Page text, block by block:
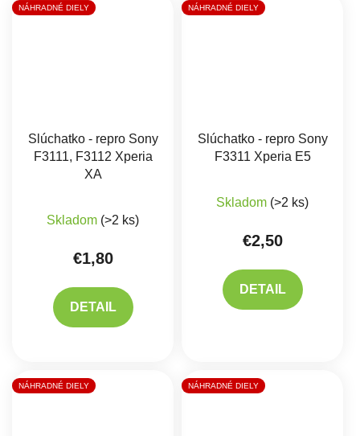
NÁHRADNÉ DIELY
Slúchatko - repro Sony
F3111, F3112 Xperia
XA
Skladom (>2 ks)
€1,80
DETAIL
NÁHRADNÉ DIELY
Slúchatko - repro Sony
F3311 Xperia E5
Skladom (>2 ks)
€2,50
DETAIL
NÁHRADNÉ DIELY NÁHRADNÉ DIELY